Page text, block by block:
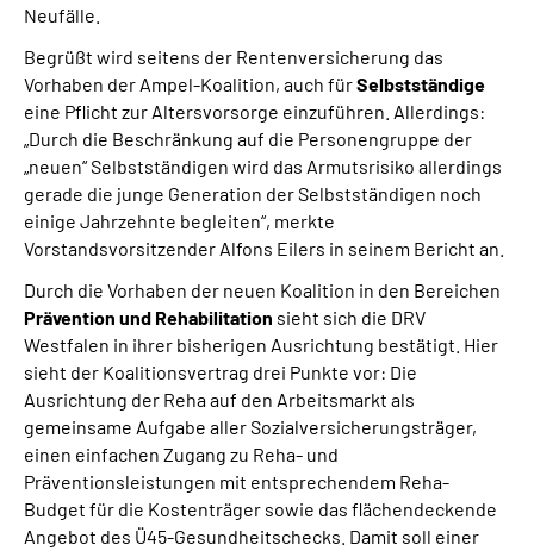
Neufälle.
Begrüßt wird seitens der Rentenversicherung das
Vorhaben der Ampel-Koalition, auch fürSelbstständige
eine Pflicht zur Altersvorsorge einzuführen. Allerdings:
„Durch die Beschränkung auf die Personengruppe der
„neuen“ Selbstständigen wird das Armutsrisiko allerdings
gerade die junge Generation der Selbstständigen noch
einige Jahrzehnte begleiten“, merkte
Vorstandsvorsitzender Alfons Eilers in seinem Bericht an.
Durch die Vorhaben der neuen Koalition in den Bereichen
Prävention und Rehabilitation sieht sich die DRV
Westfalen in ihrer bisherigen Ausrichtung bestätigt. Hier
sieht der Koalitionsvertrag drei Punkte vor: Die
Ausrichtung der Reha auf den Arbeitsmarkt als
gemeinsame Aufgabe aller Sozialversicherungsträger,
einen einfachen Zugang zu Reha- und
Präventionsleistungen mit entsprechendem Reha-
Budget für die Kostenträger sowie das flächendeckende
Angebot des Ü45-Gesundheitschecks. Damit soll einer